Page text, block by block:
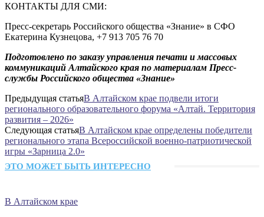
КОНТАКТЫ ДЛЯ СМИ:
Пресс-секретарь Российского общества «Знание» в СФО
Екатерина Кузнецова, +7 913 705 76 70
Подготовлено по заказу управления печати и массовых
коммуникаций Алтайского края по материалам Пресс-
службы Российского общества «Знание»
Предыдущая статьяВ Алтайском крае подвели итоги
регионального образовательного форума «Алтай. Территория
развития – 2026»
Следующая статьяВ Алтайском крае определены победители
регионального этапа Всероссийской военно-патриотической
игры «Зарница 2.0»
ЭТО МОЖЕТ БЫТЬ ИНТЕРЕСНО
В Алтайском крае